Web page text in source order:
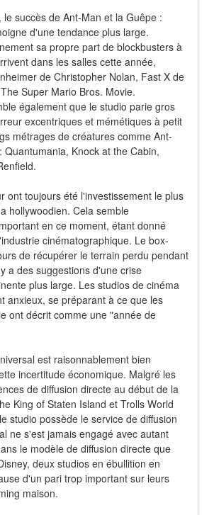
le succès de Ant-Man et la Guêpe :
d'une tendance plus large.
sa propre part de blockbusters à
dans les salles cette année,
de Christopher Nolan, Fast X de
Super Mario Bros. Movie.
également que le studio parie gros
excentriques et mémétiques à petit
métrages de créatures comme Ant-
Quantumania, Knock at the Cabin,
ont toujours été l'investissement le plus
hollywoodien. Cela semble
en ce moment, étant donné
cinématographique. Le box-
de récupérer le terrain perdu pendant
a des suggestions d'une crise
plus large. Les studios de cinéma
anxieux, se préparant à ce que les
ont décrit comme une "année de
est raisonnablement bien
incertitude économique. Malgré les
de diffusion directe au début de la
King of Staten Island et Trolls World
studio possède le service de diffusion
ne s'est jamais engagé avec autant
le modèle de diffusion directe que
deux studios en ébullition en
d'un pari trop important sur leurs
maison.